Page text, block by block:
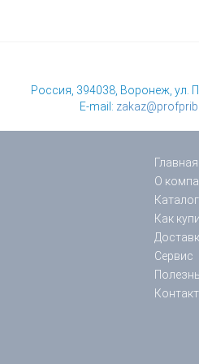
Россия, 394038, Воронеж, ул.
E-mail:
Главная
О
Каталог
Как
Сервис